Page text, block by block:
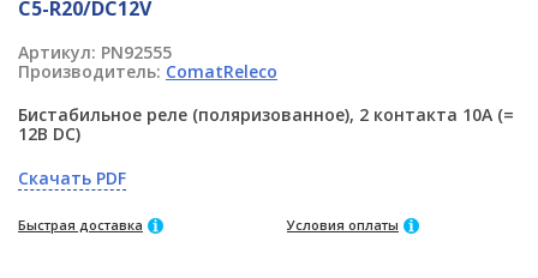
C5-R20/DC12V
Артикул: PN92555
Производитель: ComatReleco
Бистабильное реле (поляризованное), 2 контакта 10A (=
12В DC)
Скачать PDF
Быстрая доставка Условия оплаты